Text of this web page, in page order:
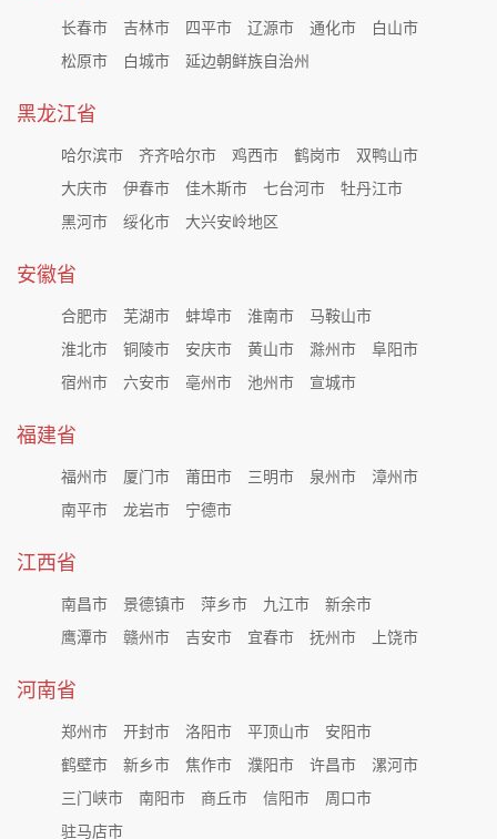
长春市 吉林市 四平市 辽源市 通化市
白山市
松原市
白城市 延边朝鲜族自治州
黑龙江省
哈尔滨市 齐齐哈尔市 鸡西市 鹤岗市
双鸭山市
大庆市
伊春市 佳木斯市 七台河市
牡丹江市
黑河市
绥化市 大兴安岭地区
安徽省
合肥市 芜湖市 蚌埠市 淮南市
马鞍山市
淮北市
铜陵市 安庆市 黄山市 滁州市
阜阳市
宿州市
六安市 亳州市 池州市 宣城市
福建省
福州市 厦门市 莆田市 三明市 泉州市
漳州市
南平市
龙岩市 宁德市
江西省
南昌市 景德镇市 萍乡市 九江市
新余市
鹰潭市
赣州市 吉安市 宜春市 抚州市 上饶市
河南省
郑州市 开封市 洛阳市 平顶山市
安阳市
鹤壁市
新乡市 焦作市 濮阳市 许昌市
漯河市
三门峡市
南阳市 商丘市 信阳市
周口市
驻马店市